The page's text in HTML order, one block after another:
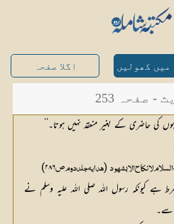
میں کھولیں اگلا صفحہ
صفحہ 253
کی حاضری کے بغیر منعقد نہیں ہوتا۔‘‘
لانکاح الا بشہود (ہدایہ جلد دوم ص۲۸۶)
ہے کیونکہ رسول اللہ صلی اللہ علیہ وسلم نے
سے۔